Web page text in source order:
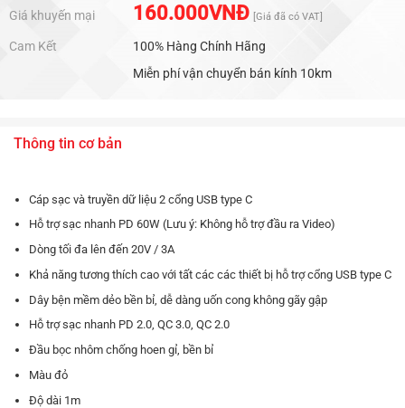
Giá khuyến mại 160.000VNĐ [Giá đã có VAT]
Cam Kết
100% Hàng Chính Hãng
Miễn phí vận chuyển bán kính 10km
Thông tin cơ bản
Cáp sạc và truyền dữ liệu 2 cổng USB type C
Hỗ trợ sạc nhanh PD 60W (Lưu ý: Không hỗ trợ đầu ra Video)
Dòng tối đa lên đến 20V / 3A
Khả năng tương thích cao với tất các các thiết bị hỗ trợ cổng USB type C
Dây bện mềm dẻo bền bỉ, dễ dàng uốn cong không gãy gập
Hỗ trợ sạc nhanh PD 2.0, QC 3.0, QC 2.0
Đầu bọc nhôm chống hoen gỉ, bền bỉ
Màu đỏ
Độ dài 1m